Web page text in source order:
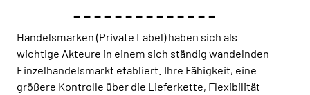
- - - - - - - - - - - - - -
Handelsmarken (Private Label) haben sich als
wichtige Akteure in einem sich ständig wandelnden
Einzelhandelsmarkt etabliert. Ihre Fähigkeit, eine
größere Kontrolle über die Lieferkette, Flexibilität